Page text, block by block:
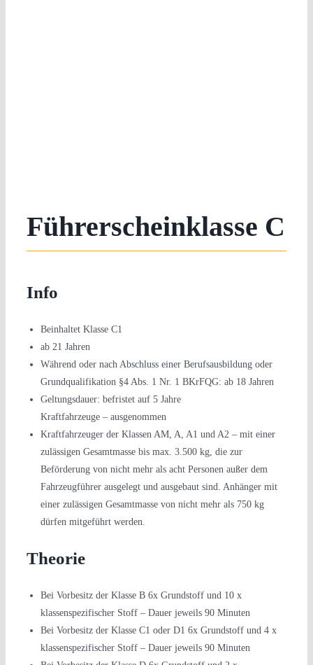
Führerscheinklasse C
Info
Beinhaltet Klasse C1
ab 21 Jahren
Während oder nach Abschluss einer Berufsausbildung oder
Grundqualifikation §4 Abs. 1 Nr. 1 BKrFQG: ab 18 Jahren
Geltungsdauer: befristet auf 5 Jahre
Kraftfahrzeuge – ausgenommen
Kraftfahrzeuger der Klassen AM, A, A1 und A2 – mit einer
zulässigen Gesamtmasse bis max. 3.500 kg, die zur
Beförderung von nicht mehr als acht Personen außer dem
Fahrzeugführer ausgelegt und ausgebaut sind. Anhänger mit
einer zulässigen Gesamtmasse von nicht mehr als 750 kg
dürfen mitgeführt werden.
Theorie
Bei Vorbesitz der Klasse B 6x Grundstoff und 10 x
klassenspezifischer Stoff – Dauer jeweils 90 Minuten
Bei Vorbesitz der Klasse C1 oder D1 6x Grundstoff und 4 x
klassenspezifischer Stoff – Dauer jeweils 90 Minuten